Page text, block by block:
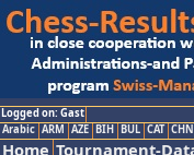
Logged on: Gast
Arabic ARM AZE BIH BUL CAT CHN
Home Tournament-